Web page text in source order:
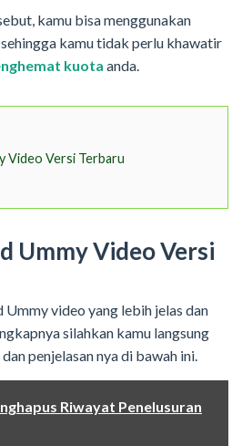
kamu bisa menggunakan
kamu tidak perlu khawatir
kuota anda.
Video Versi Terbaru
Ummy Video Versi
video yang lebih jelas dan
silahkan kamu langsung
penjelasan nya di bawah ini.
Riwayat Penelusuran